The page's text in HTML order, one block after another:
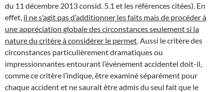
du 11 décembre 2013 consid. 5.1 et les références citées). En
effet, il ne s’agit pas d’additionner les faits mais de procéder à
une appréciation globale des circonstances seulement si la
nature du critère à considérer le permet . Aussi le critère des
circonstances particulièrement dramatiques ou
impressionnantes entourant l’événement accidentel doit-il,
comme ce critère l’indique, être examiné séparément pour
chaque accident et ne saurait être admis du seul fait que le